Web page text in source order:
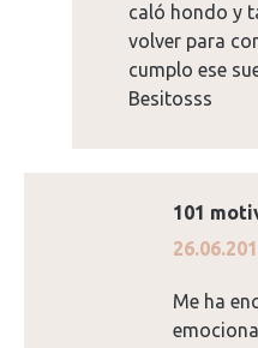
caló hondo y
volver para
cumplo ese
Besitosss
101
dice:
Me ha